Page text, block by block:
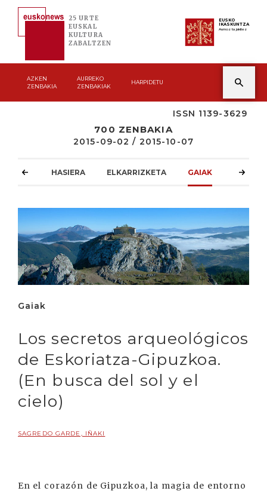
25 URTE
EUSKAL
KULTURA
ZABALTZEN
EUSKO
IKASKUNTZA
Asmoz ta jakitez
AZKEN
ZENBAKIA
AURREKO
ZENBAKIAK
HARPIDETU
ISSN 1139-3629
700 ZENBAKIA
2015-09-02 / 2015-10-07
HASIERA ELKARRIZKETA GAIAK
Gaiak
Los secretos arqueológicos
de Eskoriatza-Gipuzkoa.
(En busca del sol y el
cielo)
SAGREDO GARDE, IÑAKI
En el corazón de Gipuzkoa, la magia de entorno